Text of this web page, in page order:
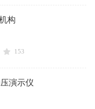
构
153
演示仪